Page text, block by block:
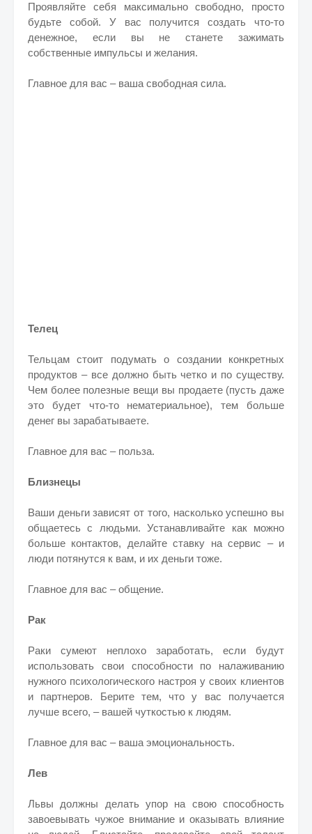
Проявляйте себя максимально свободно, просто
будьте собой. У вас получится создать что-то
денежное, если вы не станете зажимать
собственные импульсы и желания.
Главное для вас – ваша свободная сила.
Телец
Тельцам стоит подумать о создании конкретных
продуктов – все должно быть четко и по существу.
Чем более полезные вещи вы продаете (пусть даже
это будет что-то нематериальное), тем больше
денег вы зарабатываете.
Главное для вас – польза.
Близнецы
Ваши деньги зависят от того, насколько успешно вы
общаетесь с людьми. Устанавливайте как можно
больше контактов, делайте ставку на сервис – и
люди потянутся к вам, и их деньги тоже.
Главное для вас – общение.
Рак
Раки сумеют неплохо заработать, если будут
использовать свои способности по налаживанию
нужного психологического настроя у своих клиентов
и партнеров. Берите тем, что у вас получается
лучше всего, – вашей чуткостью к людям.
Главное для вас – ваша эмоциональность.
Лев
Львы должны делать упор на свою способность
завоевывать чужое внимание и оказывать влияние